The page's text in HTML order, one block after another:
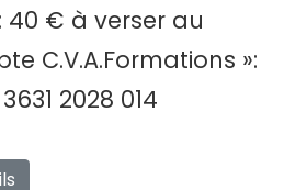
: 40 € à verser au
C.V.A.Formations »:
2028 014